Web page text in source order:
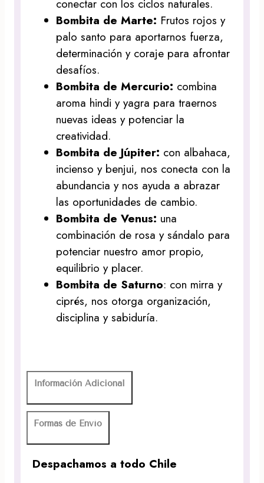
conectar con los ciclos naturales.
Bombita de Marte: Frutos rojos y
palo santo para aportarnos fuerza,
determinación y coraje para afrontar
desafíos.
Bombita de Mercurio: combina
aroma hindi y yagra para traernos
nuevas ideas y potenciar la
creatividad.
Bombita de Júpiter: con albahaca,
incienso y benjui, nos conecta con la
abundancia y nos ayuda a abrazar
las oportunidades de cambio.
Bombita de Venus: una
combinación de rosa y sándalo para
potenciar nuestro amor propio,
equilibrio y placer.
Bombita de Saturno: con mirra y
ciprés, nos otorga organización,
disciplina y sabiduría.
Información Adicional
Formas de Envío
Despachamos a todo Chile